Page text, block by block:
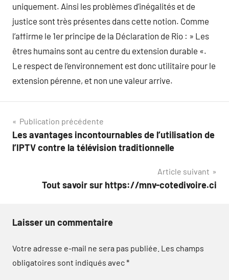
uniquement. Ainsi les problèmes d’inégalités et de
justice sont très présentes dans cette notion. Comme
l’affirme le 1er principe de la Déclaration de Rio : » Les
êtres humains sont au centre du extension durable «.
Le respect de l’environnement est donc utilitaire pour le
extension pérenne, et non une valeur arrive.
Navigation
de
Publication précédente
Les avantages incontournables de l’utilisation de
l’IPTV contre la télévision traditionnelle
Article suivant
Tout savoir sur https://mnv-cotedivoire.ci
Laisser un commentaire
Votre adresse e-mail ne sera pas publiée. Les champs
obligatoires sont indiqués avec*